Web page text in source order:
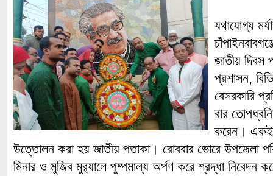
যথাযোগ্য
জাতীয় দিবস
প্রশাসন,
বেসরকারি
বার
করেন। একই
উত্তোলন করা হয় জাতীয় পতাকা। রোববার ভোরে উপজেলা
মিনার ও মুজিব মুর‌্যালে পুষ্পমাল্য অর্পণ করে শ্রদ্ধা নিবেদন